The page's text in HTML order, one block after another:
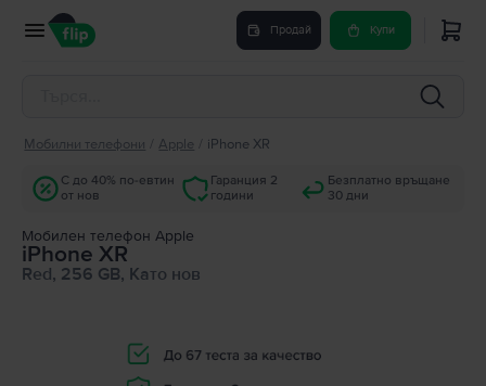
Продай Купи
Мобилни телефони Apple iPhone XR
С до 40% по-евтин
от нов
Гаранция 2
години
Безплатно връщане
30 дни
Мобилен телефон Apple
iPhone XR
Red, 256 GB, Като нов